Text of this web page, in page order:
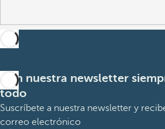
Con nuestra newsletter
todo
Suscríbete a nuestra newsletter y
correo electrónico